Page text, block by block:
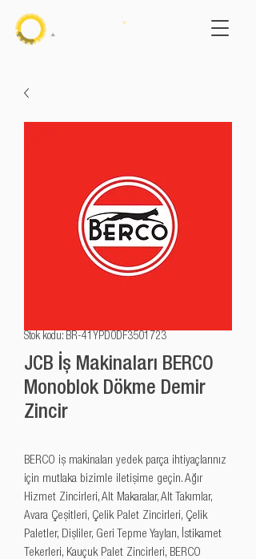
Stok kodu: BR-41YPD0DF3501723
JCB İş Makinaları BERCO
Monoblok Dökme Demir
Zincir
BERCO iş makinaları yedek parça ihtiyaçlarınız
için mutlaka bizimle iletişime geçin. Ağır
Hizmet Zincirleri, Alt Makaralar, Alt Takımlar,
Avara Çeşitleri, Çelik Palet Zincirleri, Çelik
Paletler, Dişliler, Geri Tepme Yayları, İstikamet
Tekerleri, Kauçuk Palet Zincirleri, BERCO